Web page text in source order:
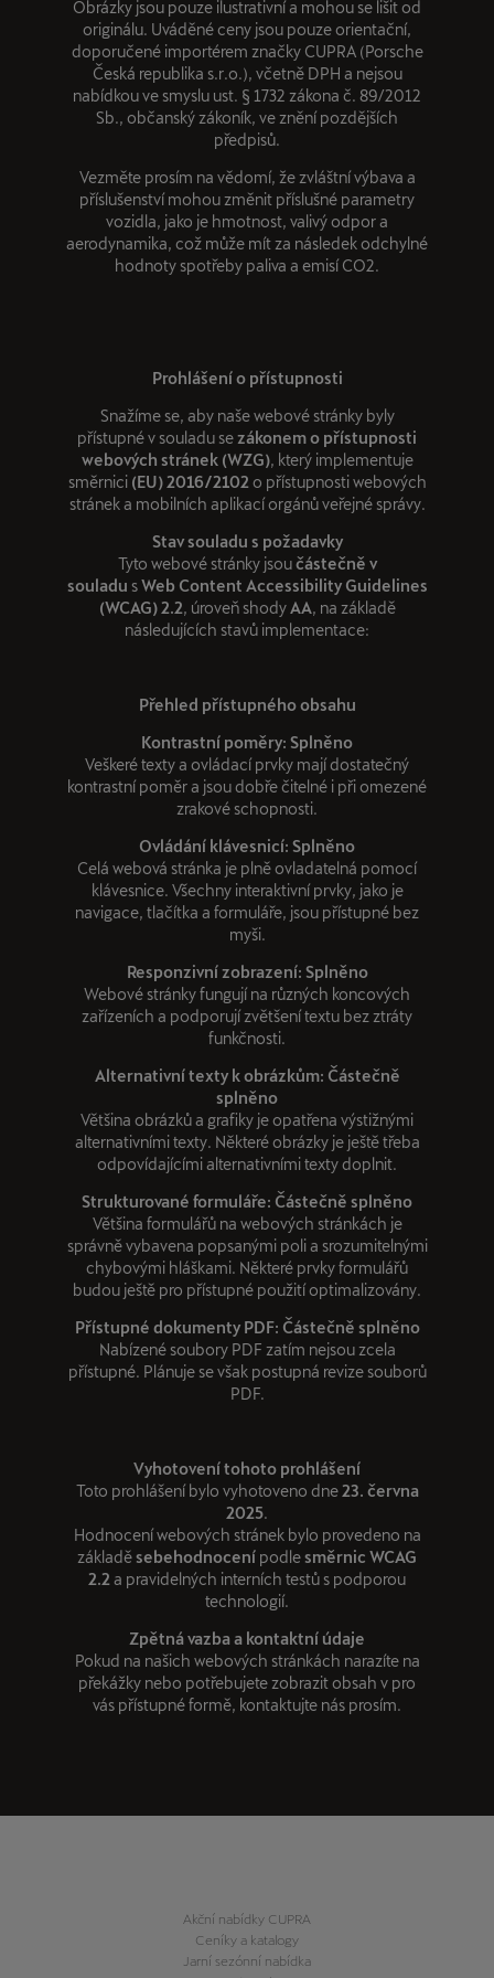
Obrázky jsou pouze ilustrativní a mohou se lišit od
originálu. Uváděné ceny jsou pouze orientační,
doporučené importérem značky CUPRA (Porsche
Česká republika s.r.o.), včetně DPH a nejsou
nabídkou ve smyslu ust. § 1732 zákona č. 89/2012
Sb., občanský zákoník, ve znění pozdějších
předpisů.
Vezměte prosím na vědomí, že zvláštní výbava a
příslušenství mohou změnit příslušné parametry
vozidla, jako je hmotnost, valivý odpor a
aerodynamika, což může mít za následek odchylné
hodnoty spotřeby paliva a emisí CO2.
Prohlášení o přístupnosti
Snažíme se, aby naše webové stránky byly
přístupné v souladu sezákonem o přístupnosti
webových stránek (WZG), který implementuje
směrnici (EU) 2016/2102 o přístupnosti webových
stránek a mobilních aplikací orgánů veřejné správy.
Stav souladu s požadavky
Tyto webové stránky jsoučástečně v
souladu sWeb Content Accessibility Guidelines
(WCAG) 2.2, úroveň shodyAA, na základě
následujících stavů implementace:
Přehled přístupného obsahu
Kontrastní poměry: Splněno
Veškeré texty a ovládací prvky mají dostatečný
kontrastní poměr a jsou dobře čitelné i při omezené
zrakové schopnosti.
Ovládání klávesnicí: Splněno
Celá webová stránka je plně ovladatelná pomocí
klávesnice. Všechny interaktivní prvky, jako je
navigace, tlačítka a formuláře, jsou přístupné bez
myši.
Responzivní zobrazení: Splněno
Webové stránky fungují na různých koncových
zařízeních a podporují zvětšení textu bez ztráty
funkčnosti.
Alternativní texty k obrázkům: Částečně
splněno
Většina obrázků a grafiky je opatřena výstižnými
alternativními texty. Některé obrázky je ještě třeba
odpovídajícími alternativními texty doplnit.
Strukturované formuláře: Částečně splněno
Většina formulářů na webových stránkách je
správně vybavena popsanými poli a srozumitelnými
chybovými hláškami. Některé prvky formulářů
budou ještě pro přístupné použití optimalizovány.
Přístupné dokumenty PDF: Částečně splněno
Nabízené soubory PDF zatím nejsou zcela
přístupné. Plánuje se však postupná revize souborů
PDF.
Vyhotovení tohoto prohlášení
Toto prohlášení bylo vyhotoveno dne 23. června
2025.
Hodnocení webových stránek bylo provedeno na
základěsebehodnocení podlesměrnic WCAG
2.2 a pravidelných interních testů s podporou
technologií.
Zpětná vazba a kontaktní údaje
Pokud na našich webových stránkách narazíte na
překážky nebo potřebujete zobrazit obsah v pro
vás přístupné formě, kontaktujte nás prosím.
Akční nabídky CUPRA
Ceníky a katalogy
Jarní sezónní nabídka